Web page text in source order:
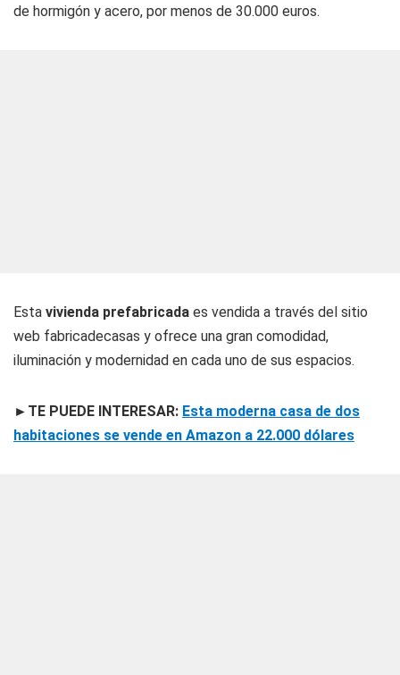
de hormigón y acero, por menos de 30.000 euros.
Esta vivienda prefabricada es vendida a través del sitio
web fabricadecasas y ofrece una gran comodidad,
iluminación y modernidad en cada uno de sus espacios.
►TE PUEDE INTERESAR: Esta moderna casa de dos
habitaciones se vende en Amazon a 22.000 dólares